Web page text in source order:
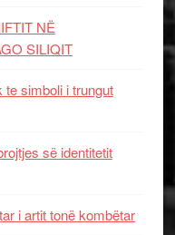
NË
SILIQIT
simboli i trungut
së identitetit
i artit tonë kombëtar